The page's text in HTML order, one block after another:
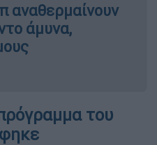
αναθερμαίνουν
άμυνα,
του